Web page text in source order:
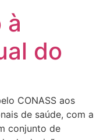
à
do
CONASS aos
de saúde, com a
conjunto de